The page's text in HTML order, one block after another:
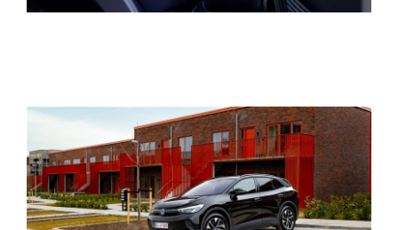
Forsikring
BRUGTE BILER
VÆRKSTED
SKADECENTER